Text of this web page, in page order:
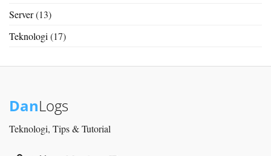
Server(13)
Teknologi(17)
DanLogs
Teknologi, Tips & Tutorial